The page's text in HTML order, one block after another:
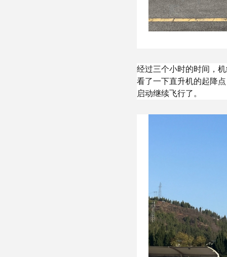
经过三个小时的时间，
看了一下直升机的起降
启动继续飞行了。